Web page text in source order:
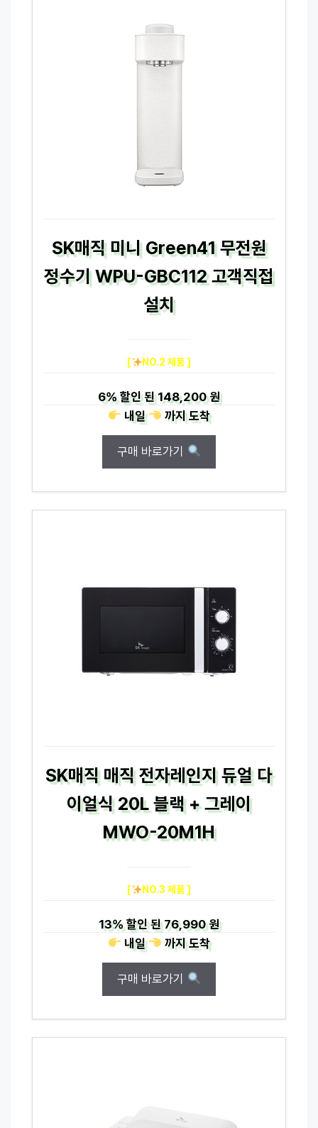
SK매직 미니 Green41 무전원
정수기 WPU-GBC112 고객직접
설치
[ NO.2 제품 ]
6%할인 된148,200 원
내일
까지도착
구매 바로가기
SK매직 매직 전자레인지 듀얼 다
이얼식 20L 블랙 + 그레이
MWO-20M1H
[ NO.3 제품 ]
13%할인 된76,990 원
내일
까지도착
구매 바로가기